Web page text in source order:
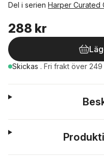
Del i serien Harper Curated
288 kr
Skickas . Fri frakt över 249